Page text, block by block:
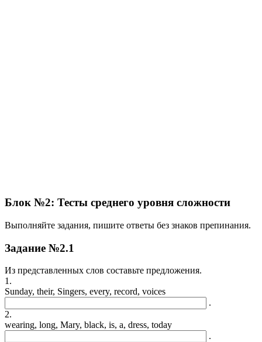
Блок №2: Тесты среднего уровня сложности
Выполняйте задания, пишите ответы без знаков препинания.
Задание №2.1
Из представленных слов составьте предложения.
1.
Sunday, their, Singers, every, record, voices
.
2.
wearing, long, Mary, black, is, a, dress, today
.